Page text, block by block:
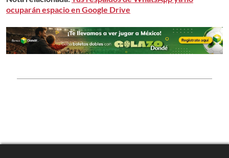
ocuparán espacio en Google Drive